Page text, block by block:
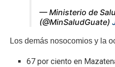
— Ministerio de
(@MinSaludGuate)
Los demás nosocomios y la
67 por ciento en